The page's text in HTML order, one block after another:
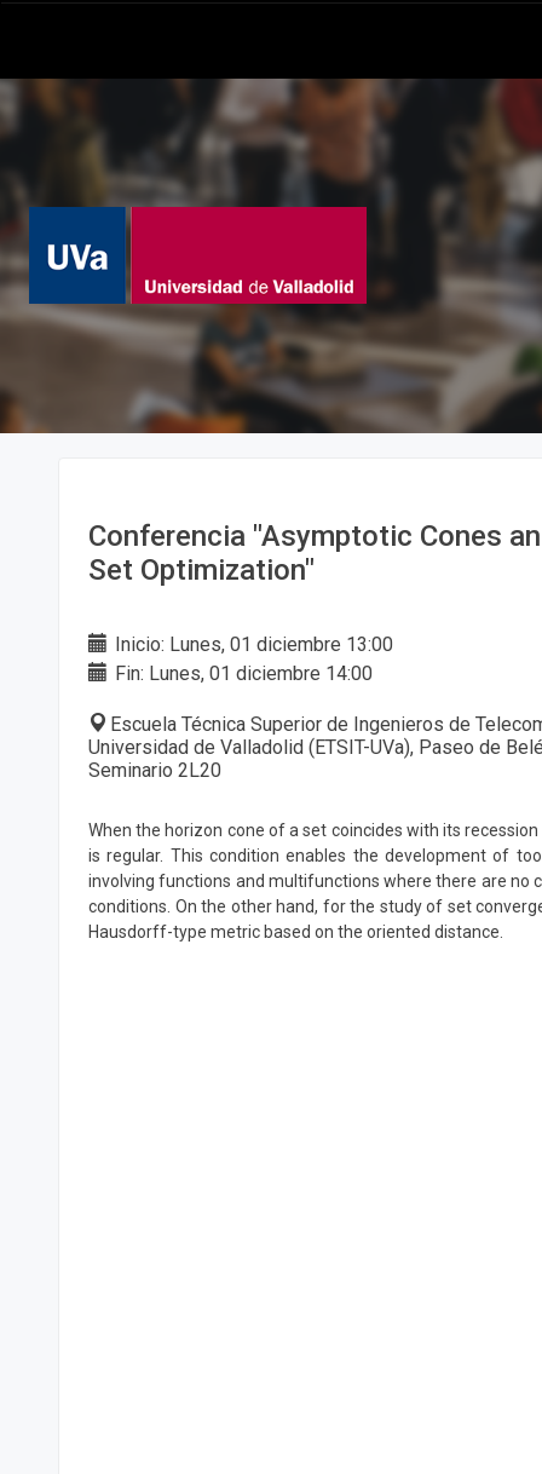
Conferencia "Asymptotic Cones
Set Optimization"
Inicio: Lunes, 01 diciembre 13:00
Fin: Lunes, 01 diciembre 14:00
Escuela Técnica Superior de Ingenieros de
Universidad de Valladolid (ETSIT-UVa), Paseo de
Seminario 2L20
When the horizon cone of a set coincides with its
is regular. This condition enables the development of
involving functions and multifunctions where there are no
conditions. On the other hand, for the study of set
Hausdorff-type metric based on the oriented distance.